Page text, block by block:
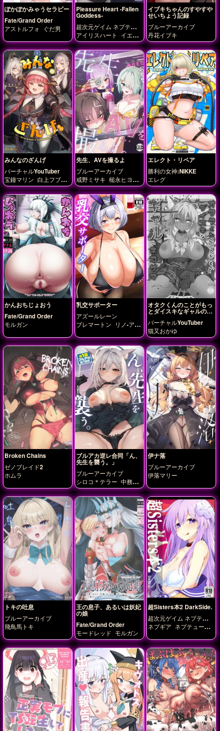
ぽかぽかみゃうセラピー
Fate/Grand Order
アストルフォ
ぐだ男
Pleasure Heart -Fallen
Goddess-
超次元ゲイム ネプテュー
ヌ
アイリスハート
イエロ
ーハート グリーンハー
ト パープルシスター パ
ープルハート ブラック
ハート ホワイトハート
イブキちゃんのすやすや
せいちょう記録
ブルーアーカイブ
丹花イブキ
みんなのざんげ
バーチャルYouTuber
宝鐘マリン 白上フブキ
白銀ノエル
先生、AVを撮るよ
ブルーアーカイブ
戒野ミサキ 槌永ヒヨリ
秤アツコ
エレクト・リペア
勝利の女神:NIKKE
エレグ
かんおちじょおう
Fate/Grand Order
モルガン
乳交サポーター
アズールレーン
ブレマートン リノ-アズ
オタクくんのことがもっ
とダイスキなギャルのネ
コサマ
バーチャルYouTuber
猫又おかゆ
Broken Chains
ゼノブレイド2
ホムラ
ブルアカ逆レ合同「ん、
先生を襲う。」
ブルーアーカイブ
シロコ＊テラー 中務キ
リノ 伊原木ヨシミ 合歓
垣フブキ 夜桜キララ 尾
刃カンナ 戒野ミサキ
杏
山カズサ 柚鳥ナツ 栗村
アイリ 槌永ヒヨリ 秤ア
ツコ 羽川ハスミ 聖園ミ
カ 調月リオ 錠前サオ
リ 飛鳥馬トキ
伊ナ落
ブルーアーカイブ
伊落マリー
トキの吐息
ブルーアーカイブ
飛鳥馬トキ
王の息子、あるいは妖妃
の娘
Fate/Grand Order
モードレッド モルガン
超Sisters本2 DarkSide.
超次元ゲイム ネプテュー
ヌ
ネプギア ネプテューヌ
ル ユニ ラム ロム